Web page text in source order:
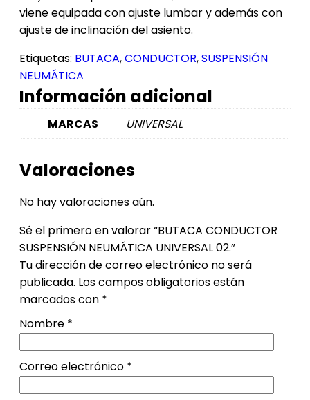
viene equipada con ajuste lumbar y además con
ajuste de inclinación del asiento.
Etiquetas: BUTACA,CONDUCTOR,SUSPENSIÓN
NEUMÁTICA
Información adicional
MARCAS UNIVERSAL
Valoraciones
No hay valoraciones aún.
Sé el primero en valorar “BUTACA CONDUCTOR
SUSPENSIÓN NEUMÁTICA UNIVERSAL 02.”
Tu dirección de correo electrónico no será
publicada. Los campos obligatorios están
marcados con *
Nombre *
Correo electrónico *